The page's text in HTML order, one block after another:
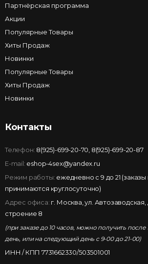
Партнёрская программа
Акции
Популярные Товары
Хиты Продаж
Новинки
Популярные Товары
Хиты Продаж
Новинки
Контакты
Телефон: 8(925)-699-20-70 8(925)-699-20-87
E-mail: eshop-4sex@yandex.ru
Режим работы: ежедневно с 9 до 21 (заказы
принимаются круглосуточно)
Адрес офиса: г. Москва, ул. Автозаводская,
строение 8
(при заказе до 10 часов, можно получить после
день, или на следующий день с 9-00 до 21-00)
ИНН / КПП 7731662330/503501001